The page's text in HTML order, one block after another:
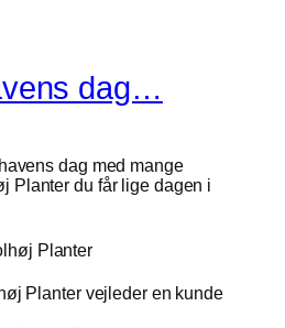
dag…
dag med mange
Planter du får lige dagen i
Planter vejleder en kunde